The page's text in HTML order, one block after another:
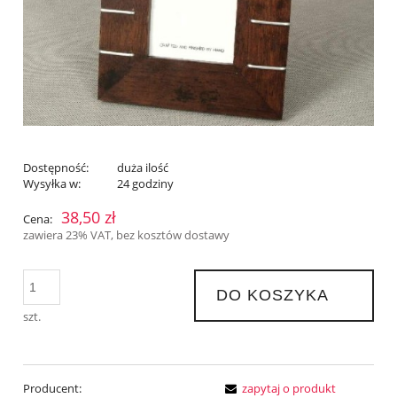
Dostępność:
duża ilość
Wysyłka w:
24 godziny
Cena: 38,50 zł
zawiera 23% VAT, bez kosztów dostawy
szt.
DO KOSZYKA
Producent:
zapytaj o produkt